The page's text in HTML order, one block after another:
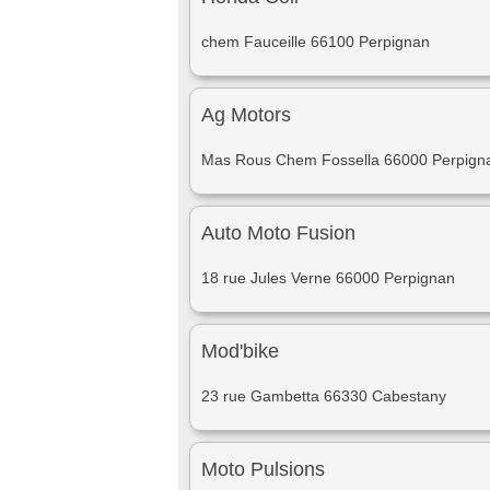
chem Fauceille 66100 Perpignan
Ag Motors
Mas Rous Chem Fossella 66000
Auto Moto Fusion
18 rue Jules Verne 66000 Perpignan
Mod'bike
23 rue Gambetta 66330 Cabestany
Moto Pulsions